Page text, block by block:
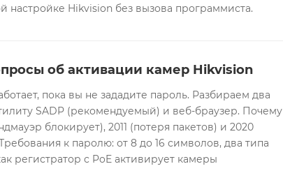
настройке Hikvision без вызова программиста.
об активации камер Hikvision
пока вы не зададите пароль. Разбираем два
SADP (рекомендуемый) и веб-браузер. Почему
блокирует), 2011 (потеря пакетов) и 2020
к паролю: от 8 до 16 символов, два типа
регистратор с PoE активирует камеры